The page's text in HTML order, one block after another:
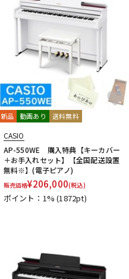
新品 動画あり 送料無料
CASIO
AP-550WE 購入特典【キーカバー
＋お手入れセット】【全国配送設置
無料※】(電子ピアノ)
販売価格¥206,000(税込)
ポイント：1%(1872pt)